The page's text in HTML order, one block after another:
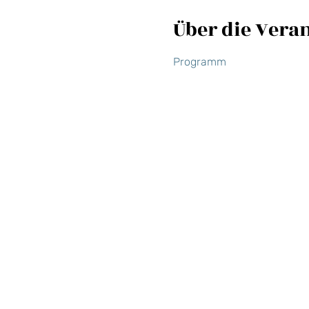
Über die
Programm